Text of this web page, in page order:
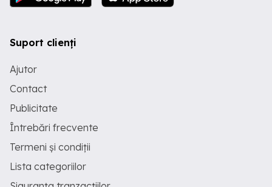
Suport clienți
Ajutor
Contact
Publicitate
Întrebări frecvente
Termeni și condiții
Lista categoriilor